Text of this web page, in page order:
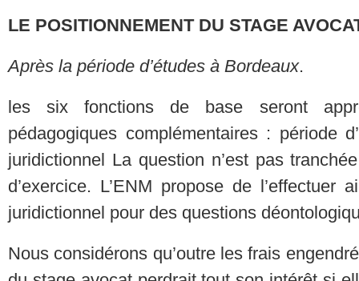
LE POSITIONNEMENT DU STAGE
Après la période d’études à Bordeaux.
les six fonctions de base seront
pédagogiques complémentaires : période
juridictionnel La question n’est pas
d’exercice. L’ENM propose de
juridictionnel pour des questions
Nous considérons qu’outre les frais